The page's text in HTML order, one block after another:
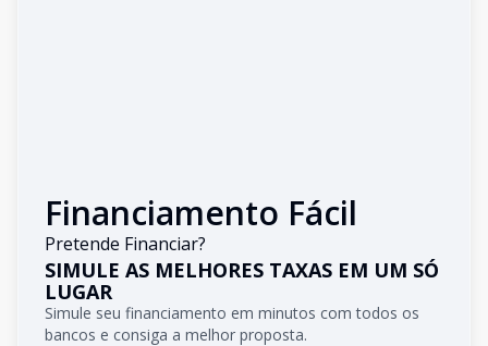
Financiamento Fácil
Pretende Financiar?
SIMULE AS MELHORES TAXAS EM UM SÓ
LUGAR
Simule seu financiamento em minutos com todos os
bancos e consiga a melhor proposta.